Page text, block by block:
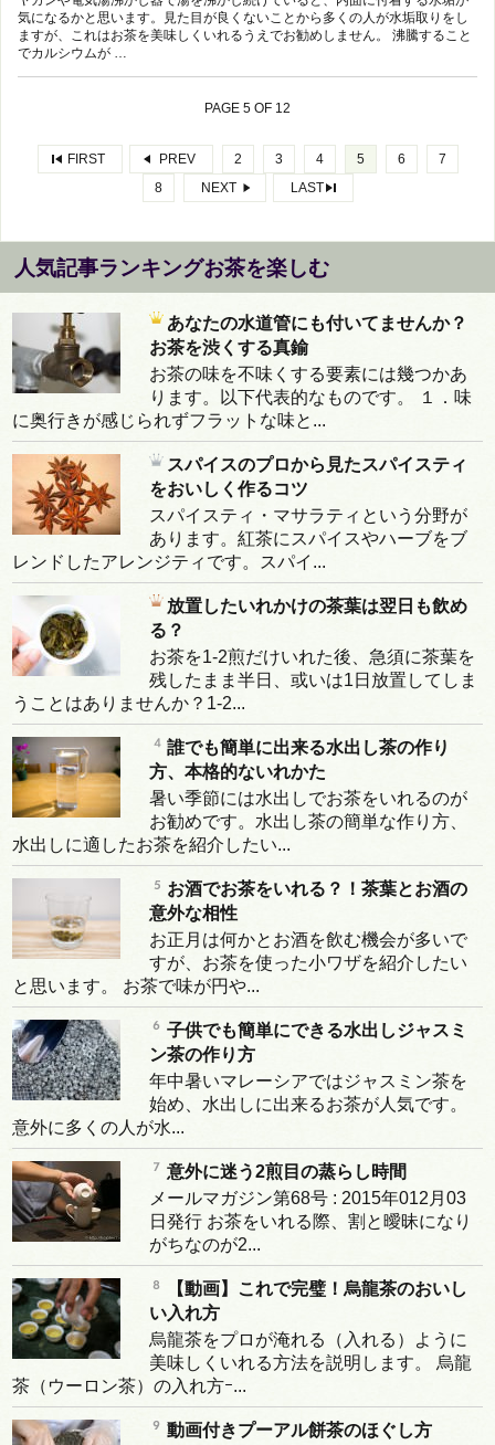
気になるかと思います。見た目が良くないことから多くの人が水垢取りをし
ますが、これはお茶を美味しくいれるうえでお勧めしません。 沸騰すること
でカルシウムが …
PAGE 5 OF 12
FIRST PREV 2 3 4 5 6
7
8
NEXT LAST
人気記事ランキングお茶を楽しむ
あなたの水道管にも付いてませんか？
お茶を渋くする真鍮
お茶の味を不味くする要素には幾つかあ
ります。以下代表的なものです。 １．味
に奥行きが感じられずフラットな味と...
スパイスのプロから見たスパイスティ
をおいしく作るコツ
スパイスティ・マサラティという分野が
あります。紅茶にスパイスやハーブをブ
レンドしたアレンジティです。スパイ...
放置したいれかけの茶葉は翌日も飲め
る？
お茶を1-2煎だけいれた後、急須に茶葉を
残したまま半日、或いは1日放置してしま
うことはありませんか？1-2...
誰でも簡単に出来る水出し茶の作り
方、本格的ないれかた
暑い季節には水出しでお茶をいれるのが
お勧めです。水出し茶の簡単な作り方、
水出しに適したお茶を紹介したい...
お酒でお茶をいれる？！茶葉とお酒の
意外な相性
お正月は何かとお酒を飲む機会が多いで
すが、お茶を使った小ワザを紹介したい
と思います。 お茶で味が円や...
子供でも簡単にできる水出しジャスミ
ン茶の作り方
年中暑いマレーシアではジャスミン茶を
始め、水出しに出来るお茶が人気です。
意外に多くの人が水...
意外に迷う2煎目の蒸らし時間
メールマガジン第68号 : 2015年012月03
日発行 お茶をいれる際、割と曖昧になり
がちなのが2...
【動画】これで完璧！烏龍茶のおいし
い入れ方
烏龍茶をプロが淹れる（入れる）ように
美味しくいれる方法を説明します。 烏龍
茶（ウーロン茶）の入れ方ｰ...
動画付きプーアル餅茶のほぐし方